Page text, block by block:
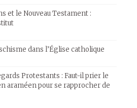
et le Nouveau Testament :
dans l’Église catholique
Protestants : Faut-il prier le
araméen pour se rapprocher de